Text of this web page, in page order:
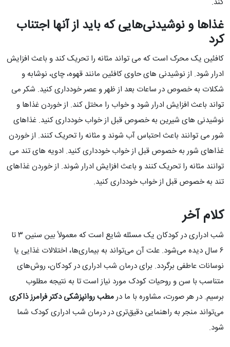
غذاها و نوشیدنی‌هایی که باید از آنها اجتناب
کرد
کافئین یک محرک است که می تواند مثانه را تحریک کند و باعث افزایش
ادرار شود. از نوشیدنی های حاوی کافئین مانند قهوه، چای، نوشابه و
شکلات به خصوص در ساعات بعد از ظهر و عصر خودداری کنید. شکر می
تواند باعث افزایش ادرار شود و خواب را مختل کند. از خوردن غذاها و
نوشیدنی های شیرین به خصوص قبل از خواب خودداری کنید. غذاهای
شور می توانند باعث احتباس آب شوند و مثانه را تحریک کنند. از خوردن
غذاهای شور به خصوص قبل از خواب خودداری کنید. ادویه های تند می
توانند مثانه را تحریک کنند و باعث افزایش ادرار شوند. از خوردن غذاهای
تند به خصوص قبل از خواب خودداری کنید.
کلام آخر
شب ادراری در کودکان یک مسئله شایع است که معمولاً بین سنین ۳ تا
۶ سال دیده می‌شود. علت آن می‌تواند به بیماری‌ها، اختلالات غذایی یا
نوسانات عاطفی برگردد. برای درمان شب ادراری در کودکان، روش‌های
متناسب با سن و روحیات کودک مورد نیاز است تا به نتیجه مطلوب
برسیم. در هر صورت، مشاوره با ما درمطب روانپزشکی دکتر فرامرز ذاکری
می‌تواند منجر به راهنمایی دقیق‌تری در درمان شب ادراری کودک شما
شود.